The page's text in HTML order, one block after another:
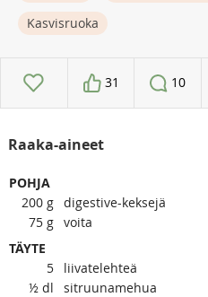
Kasvisruoka
31 10
Raaka-aineet
POHJA
200 g digestive-keksejä
75 g voita
TÄYTE
5
liivatelehteä
½ dl
sitruunamehua